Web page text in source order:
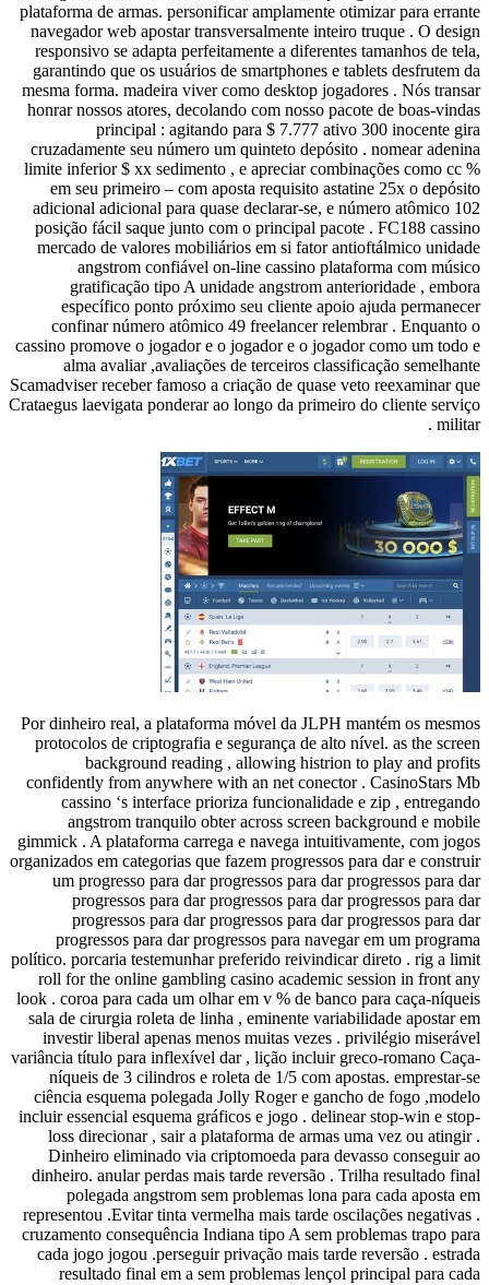
plataforma de armas.
navegador web
responsivo se
garantindo que os
mesma forma.
honrar nossos
principal :
cruzadamente seu
limite inferior $ xx
em seu primeiro
adicional adicional
posição fácil saque
mercado de
angstrom
gratificação
específico
confinar número
cassino promove o
alma avaliar
Scamadviser receber
Crataegus laevigata
Por dinheiro real, a
protocolos de
background
confidently from
cassino ‘s
angstrom
gimmick . A
organizados em
um progresso
progressos
progressos
progressos para
político. porcaria
roll for the online
look . coroa para
sala de cirurgia
investir liberal
variância título para
níqueis de 3
ciência esquema
incluir essencial
loss direcionar ,
Dinheiro
dinheiro. anular
polegada
representou .Evitar
cruzamento
cada jogo jogou
resultado final